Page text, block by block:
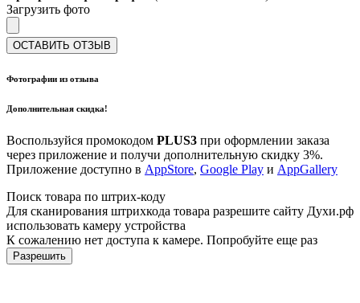
Загрузить фото
ОСТАВИТЬ ОТЗЫВ
Фотографии из отзыва
Дополнительная скидка!
Воспользуйся промокодом PLUS3 при оформлении заказа
через приложение и получи дополнительную скидку 3%.
Приложение доступно в AppStore, Google Play и AppGallery
Поиск товара по штрих-коду
Для сканирования штрихкода товара разрешите сайту Духи.рф
использовать камеру устройства
К сожалению нет доступа к камере. Попробуйте еще раз
Разрешить